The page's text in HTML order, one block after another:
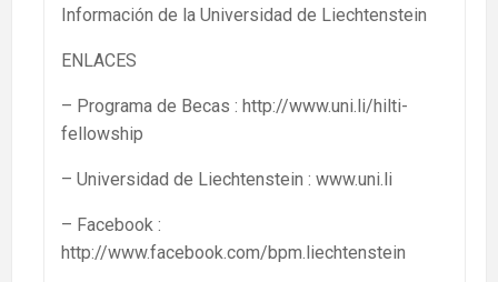
Información de la Universidad de Liechtenstein
ENLACES
– Programa de Becas : http://www.uni.li/hilti-
fellowship
– Universidad de Liechtenstein : www.uni.li
– Facebook :
http://www.facebook.com/bpm.liechtenstein